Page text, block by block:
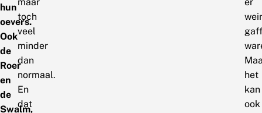
hun
oevers.
Ook
de
Roer
en
de
Swalm,
toch
veel
minder
dan
normaal.
En
dat
het
kan
ook